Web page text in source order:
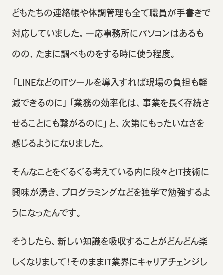
どもたちの連絡帳や体調管理も全て職員が手書きで
対応していました。一応事務所にパソコンはあるも
のの、たまに調べものをする時に使う程度。
「LINEなどのITツールを導入すれば現場の負担も軽
減できるのに」「業務の効率化は、事業を長く存続さ
せることにも繋がるのに」と、次第にもったいなさを
感じるようになりました。
そんなことをぐるぐる考えている内に段々とIT技術に
興味が湧き、プログラミングなどを独学で勉強するよ
うになったんです。
そうしたら、新しい知識を吸収することがどんどん楽
しくなりまして！そのままIT業界にキャリアチェンジし